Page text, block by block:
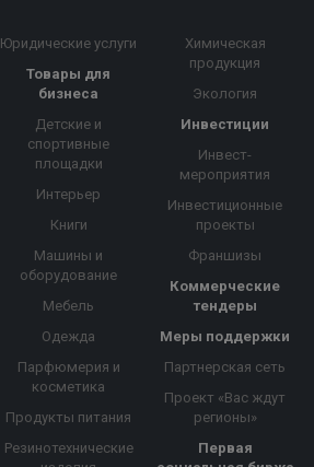
Юридические услуги
Товары для
бизнеса
Детские и
спортивные
площадки
Интерьер
Книги
Машины и
оборудование
Мебель
Одежда
Парфюмерия и
косметика
Продукты питания
Резинотехнические
Химическая
продукция
Экология
Инвестиции
Инвест-
мероприятия
Инвестиционные
проекты
Франшизы
Коммерческие
тендеры
Меры поддержки
Партнерская сеть
Проект «Вас ждут
регионы»
Первая